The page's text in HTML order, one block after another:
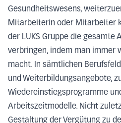
Gesundheitswesens,
Mitarbeiterin oder Mitarbeiter
der LUKS Gruppe die gesamte
verbringen, indem man immer
macht. In sämtlichen
und Weiterbildungsangebote,
Wiedereinstiegsprogramme
Arbeitszeitmodelle. Nicht
Gestaltung der Vergütung zu